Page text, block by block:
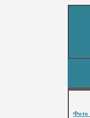
Фото